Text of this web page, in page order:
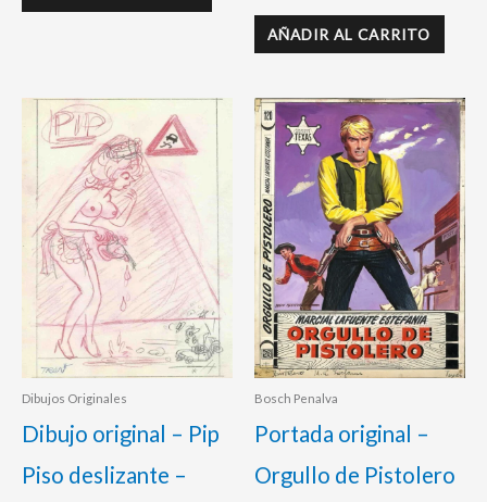
AÑADIR AL CARRITO
Dibujos Originales
Dibujo original – Pip
Piso deslizante –
Bosch Penalva
Portada original –
Orgullo de Pistolero